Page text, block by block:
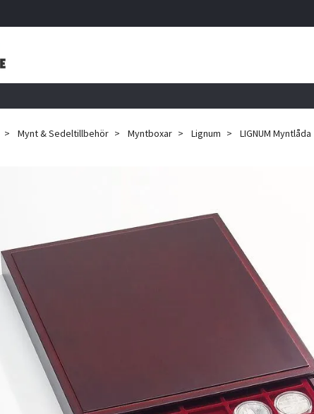
Mynt & Sedeltillbehör Myntboxar Lignum LIGNUM Myntlåda